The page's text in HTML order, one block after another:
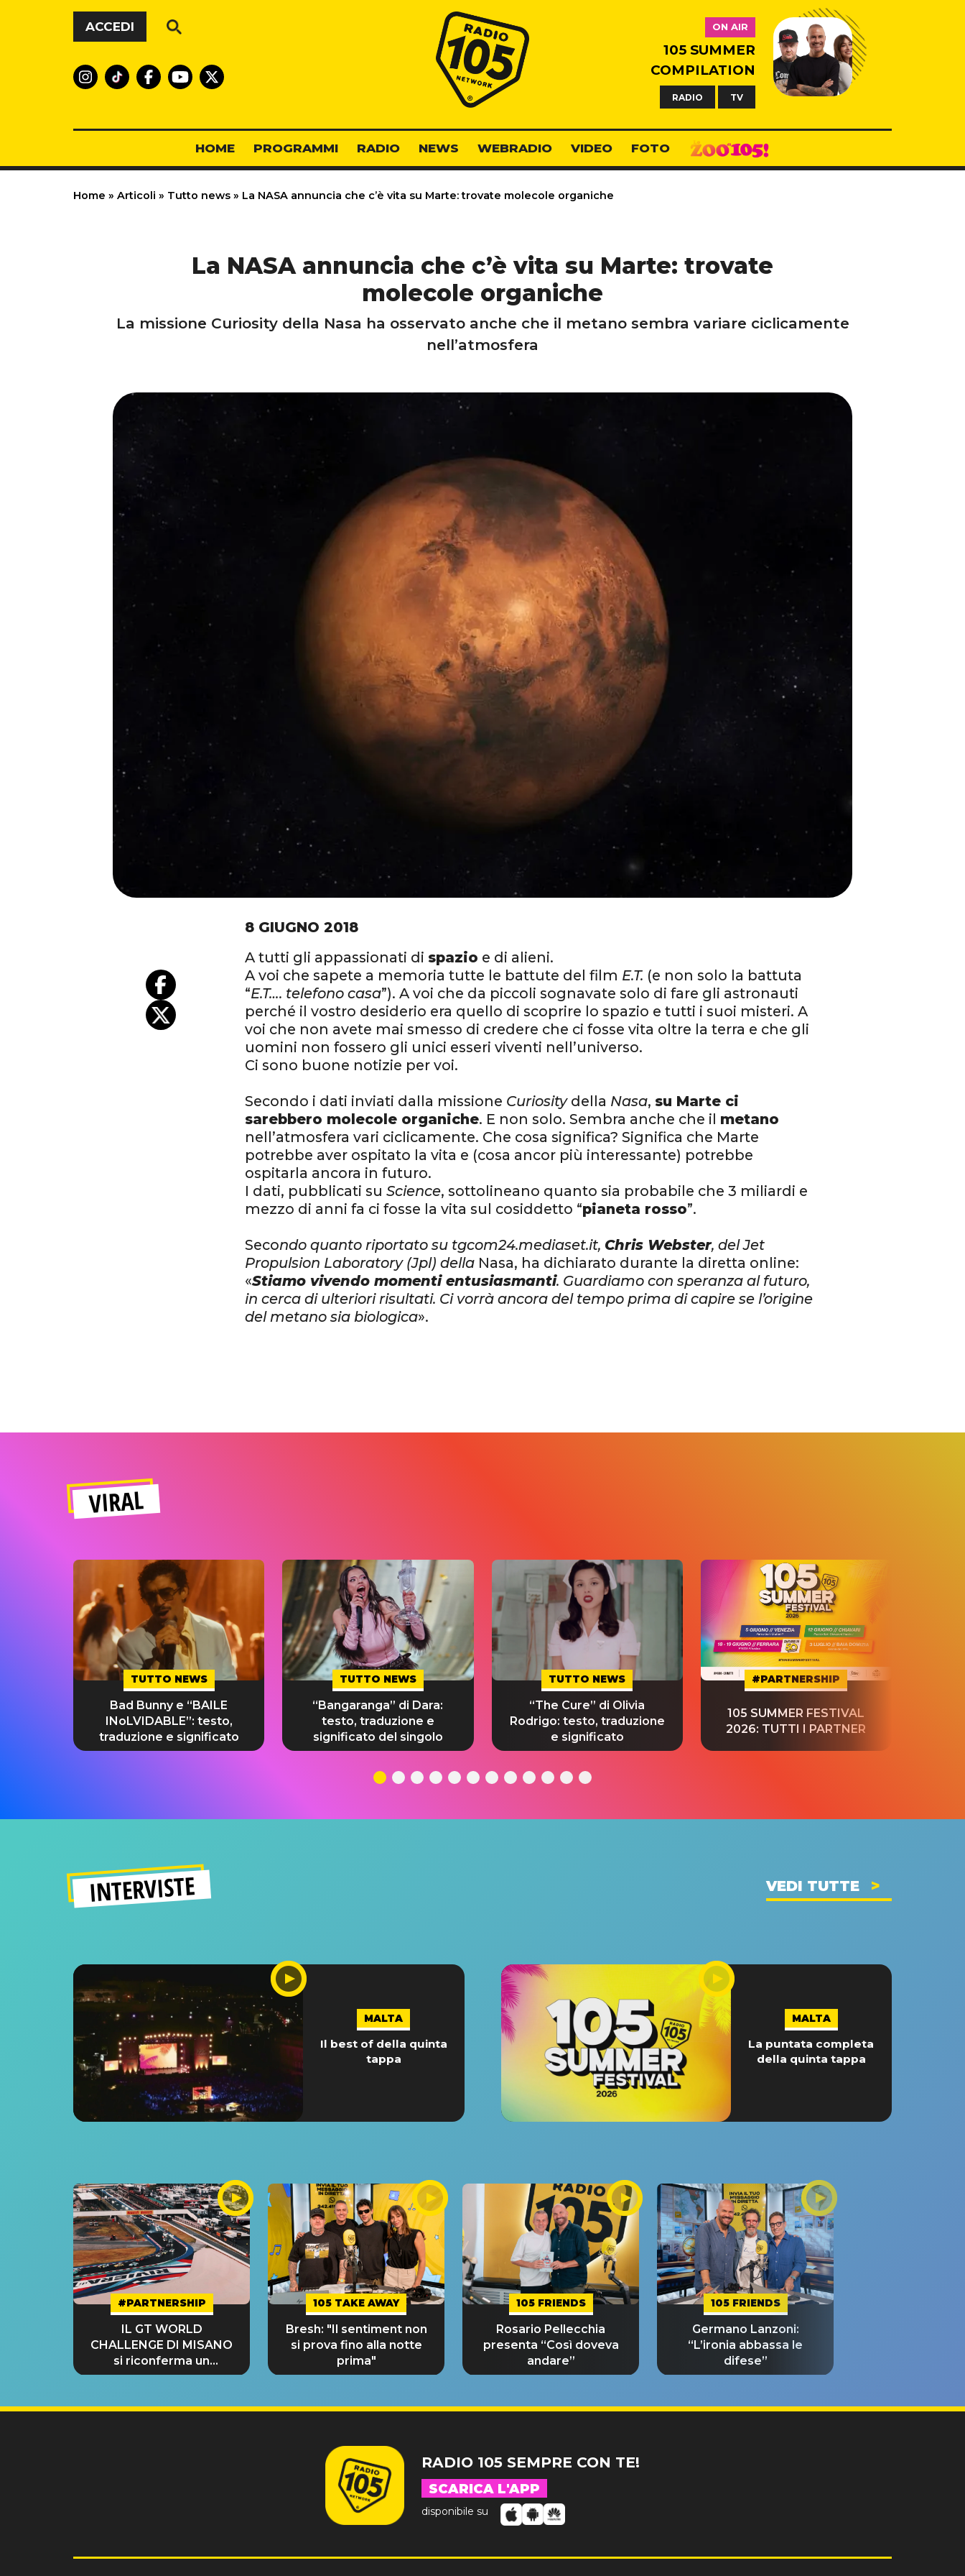
Vai al contenuto
ACCEDI
Radio 105
ON AIR
105 SUMMER
COMPILATION
RADIO TV
HOME PROGRAMMI RADIO NEWS WEBRADIO VIDEO FOTO
Home » Articoli » Tutto news » La NASA annuncia che c’è vita su Marte: trovate molecole organiche
La NASA annuncia che c’è vita su Marte: trovate
molecole organiche
La missione Curiosity della Nasa ha osservato anche che il metano sembra variare ciclicamente
nell’atmosfera
8 GIUGNO 2018
A tutti gli appassionati di spazio e di alieni.
A voi che sapete a memoria tutte le battute del film E.T. (e non solo la battuta
“E.T…. telefono casa”). A voi che da piccoli sognavate solo di fare gli astronauti
perché il vostro desiderio era quello di scoprire lo spazio e tutti i suoi misteri. A
voi che non avete mai smesso di credere che ci fosse vita oltre la terra e che gli
uomini non fossero gli unici esseri viventi nell’universo.
Ci sono buone notizie per voi.
Secondo i dati inviati dalla missione Curiositydella Nasa, su Marte ci
sarebbero molecole organiche. E non solo. Sembra anche che il metano
nell’atmosfera vari ciclicamente. Che cosa significa? Significa che Marte
potrebbe aver ospitato la vita e (cosa ancor più interessante) potrebbe
ospitarla ancora in futuro.
I dati, pubblicati suScience, sottolineano quanto sia probabile che 3 miliardi e
mezzo di anni fa ci fosse la vita sul cosiddetto “pianeta rosso”.
Secondo quanto riportato su tgcom24.mediaset.it, Chris Webster, del Jet
Propulsion Laboratory (Jpl) della Nasa, ha dichiarato durante la diretta online:
«Stiamo vivendo momenti entusiasmanti. Guardiamo con speranza al futuro,
in cerca di ulteriori risultati. Ci vorrà ancora del tempo prima di capire se l’origine
del metano sia biologica».
VIRAL
TUTTO NEWS
Bad Bunny e “BAILE
INoLVIDABLE”: testo,
traduzione e significato
TUTTO NEWS
“Bangaranga” di Dara:
testo, traduzione e
significato del singolo
TUTTO NEWS
“The Cure” di Olivia
Rodrigo: testo, traduzione
e significato
#PARTNERSHIP
105 SUMMER FESTIVAL
2026: TUTTI I PARTNER
INTERVISTE VEDI TUTTE
MALTA
Il best of della quinta
tappa
MALTA
La puntata completa
della quinta tappa
#PARTNERSHIP
IL GT WORLD
CHALLENGE DI MISANO
si riconferma un
GRANDE SUCCESSO!
105 TAKE AWAY
Bresh: "Il sentiment non
si prova fino alla notte
prima"
105 FRIENDS
Rosario Pellecchia
presenta “Così doveva
andare”
105 FRIENDS
Germano Lanzoni:
“L’ironia abbassa le
difese”
RADIO 105 SEMPRE CON TE!
SCARICA L'APP
disponibile su